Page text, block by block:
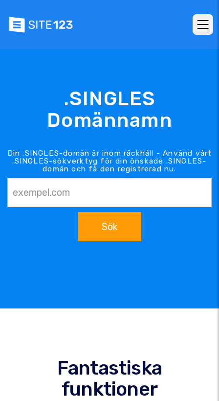
.SINGLES
Domännamn
Din .SINGLES-domän är inom räckhåll - Använd vårt
.SINGLES-sökverktyg för din önskade .SINGLES-
domän och få den registrerad nu.
Sök
Fantastiska
funktioner